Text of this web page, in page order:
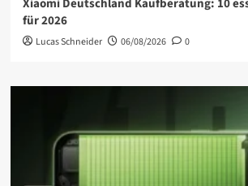
Xiaomi Deutschland Kaufberatung: 10
für 2026
Lucas Schneider 06/08/2026 0